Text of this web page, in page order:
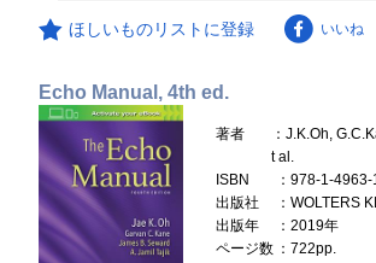
ほしいものリストに登録 いいね
Echo Manual, 4th ed.
著者
：J.K.Oh,
t al.
ISBN
：978-1-
出版社
：WOLTERS
出版年
：2019年
ページ数 ：722pp.